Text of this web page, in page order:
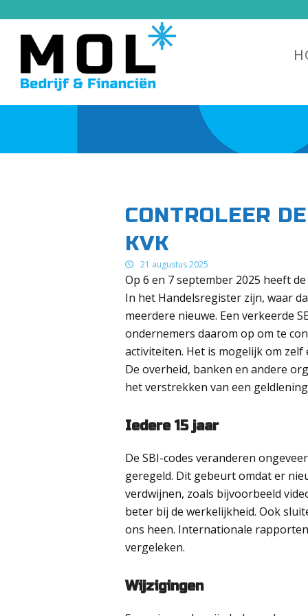
CONTROLEER
KVK
21 augustus 2025
Op 6 en 7 september 2025 heeft
In het Handelsregister zijn, waar
meerdere nieuwe. Een verkeerde
ondernemers daarom op om te
activiteiten. Het is mogelijk om zelf
De overheid, banken en andere
het verstrekken van een
Iedere 15 jaar
De SBI-codes veranderen
geregeld. Dit gebeurt omdat er
verdwijnen, zoals bijvoorbeeld
beter bij de werkelijkheid. Ook
ons heen. Internationale
vergeleken.
Wijzigingen